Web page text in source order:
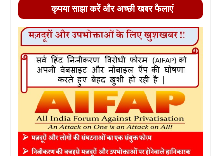
कृपया साझा करें और अच्छी खबर फैलाएं